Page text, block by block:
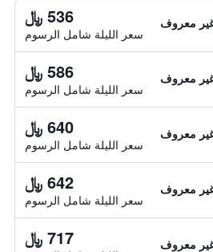
غير معروف 536 ﷼
سعر الليلة شامل الرسوم
غير معروف 586 ﷼
سعر الليلة شامل الرسوم
غير معروف 640 ﷼
سعر الليلة شامل الرسوم
غير معروف 642 ﷼
سعر الليلة شامل الرسوم
غير معروف 717 ﷼